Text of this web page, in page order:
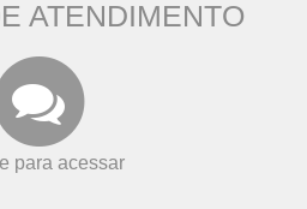
ATENDIMENTO
para acessar